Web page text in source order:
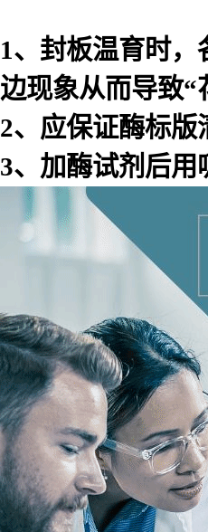
1、封板温育时
边现象从而导致“
2、应保证酶标
3、加酶试剂后